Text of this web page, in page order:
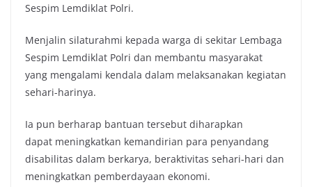
Sespim Lemdiklat Polri.
Menjalin silaturahmi kepada warga di sekitar Lembaga
Sespim Lemdiklat Polri dan membantu masyarakat
yang mengalami kendala dalam melaksanakan kegiatan
sehari-harinya.
Ia pun berharap bantuan tersebut diharapkan
dapat meningkatkan kemandirian para penyandang
disabilitas dalam berkarya, beraktivitas sehari-hari dan
meningkatkan pemberdayaan ekonomi.